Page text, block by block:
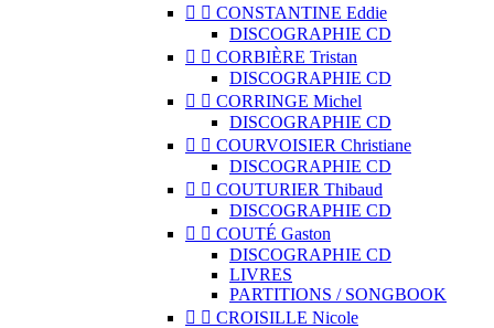
  CONSTANTINE Eddie
DISCOGRAPHIE CD
  CORBIÈRE Tristan
DISCOGRAPHIE CD
  CORRINGE Michel
DISCOGRAPHIE CD
  COURVOISIER Christiane
DISCOGRAPHIE CD
  COUTURIER Thibaud
DISCOGRAPHIE CD
  COUTÉ Gaston
DISCOGRAPHIE CD
LIVRES
PARTITIONS / SONGBOOK
  CROISILLE Nicole